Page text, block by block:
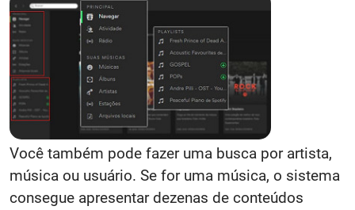
Você também pode fazer uma busca por artista,
música ou usuário. Se for uma música, o sistema
consegue apresentar dezenas de conteúdos